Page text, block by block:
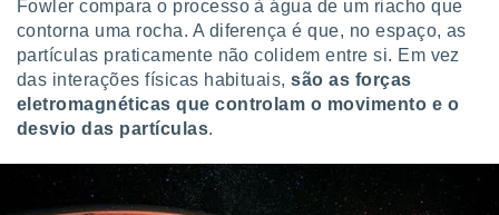
estudos
de
Fowler compara o processo à água de um riacho que
contorna uma rocha. A diferença é que, no espaço, as
partículas praticamente não colidem entre si. Em vez
das interações físicas habituais,são as forças
eletromagnéticas que controlam o movimento e o
desvio das partículas.